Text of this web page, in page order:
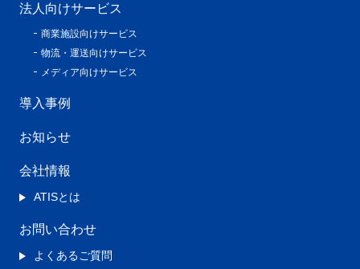
法人向けサービス
商業施設向けサービス
物流・運送向けサービス
メディア向けサービス
導入事例
お知らせ
会社情報
ATISとは
お問い合わせ
よくあるご質問